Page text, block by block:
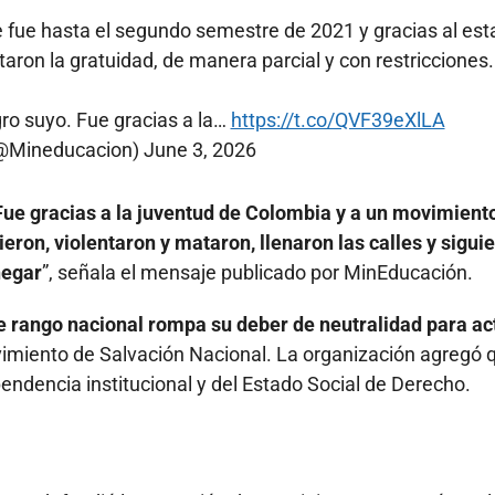
hasta el segundo semestre de 2021 y gracias al
la gratuidad, de manera parcial y con restricciones.
suyo. Fue gracias a la… https://t.co/QVF39eXlLA
June 3, 2026
gracias a la juventud de Colombia y a un
violentaron y mataron, llenaron las calles y
”, señala el mensaje publicado por MinEducación.
rango nacional rompa su deber de neutralidad para
de Salvación Nacional. La organización agregó
institucional y del Estado Social de Derecho.